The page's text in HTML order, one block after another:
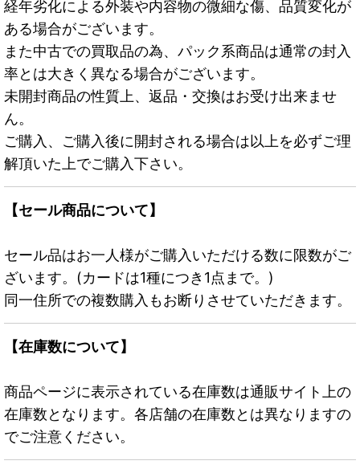
経年劣化による外装や内容物の微細な傷、品質変化が
ある場合がございます。
また中古での買取品の為、パック系商品は通常の封入
率とは大きく異なる場合がございます。
未開封商品の性質上、返品・交換はお受け出来ませ
ん。
ご購入、ご購入後に開封される場合は以上を必ずご理
解頂いた上でご購入下さい。
【セール商品について】
セール品はお一人様がご購入いただける数に限数がご
ざいます。(カードは1種につき1点まで。)
同一住所での複数購入もお断りさせていただきます。
【在庫数について】
商品ページに表示されている在庫数は通販サイト上の
在庫数となります。各店舗の在庫数とは異なりますの
でご注意ください。